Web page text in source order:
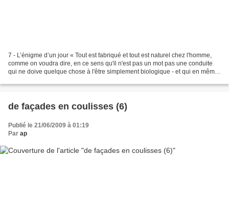
7 - L’énigme d’un jour « Tout est fabriqué et tout est naturel chez l'homme,
comme on voudra dire, en ce sens qu'il n'est pas un mot pas une conduite
qui ne doive quelque chose à l'être simplement biologique - et qui en même
de façades en coulisses (6)
Publié le 21/06/2009 à 01:19
Par ap